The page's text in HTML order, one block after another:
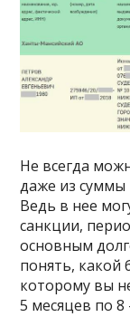
Не всегда
даже из суммы
Ведь в нее
санкции,
основным
понять, какой
которому вы
5 месяцев по